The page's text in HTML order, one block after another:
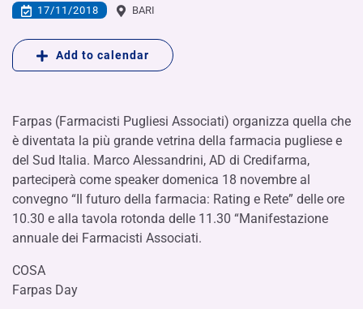
17/11/2018 BARI
Add to calendar
Farpas (Farmacisti Pugliesi Associati) organizza quella che
è diventata la più grande vetrina della farmacia pugliese e
del Sud Italia. Marco Alessandrini, AD di Credifarma,
parteciperà come speaker domenica 18 novembre al
convegno “Il futuro della farmacia: Rating e Rete” delle ore
10.30 e alla tavola rotonda delle 11.30 “Manifestazione
annuale dei Farmacisti Associati.
COSA
Farpas Day